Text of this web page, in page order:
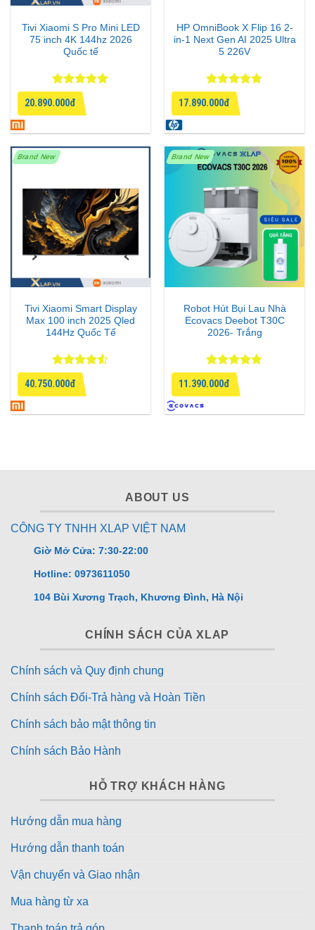
Tivi Xiaomi S Pro Mini LED
75 inch 4K 144hz 2026
Quốc tế
Được xếp
hạng
55
sao
20.890.000đ
HP OmniBook X Flip 16 2-
in-1 Next Gen AI 2025 Ultra
5 226V
Được xếp
hạng
4.75
5 sao
17.890.000đ
Brand New
Tivi Xiaomi Smart Display
Max 100 inch 2025 Qled
144Hz Quốc Tế
Được xếp
hạng
4.5
5 sao
40.750.000đ
Brand New
Robot Hút Bụi Lau Nhà
Ecovacs Deebot T30C
2026- Trắng
Được xếp
hạng
4.75
5 sao
11.390.000đ
ABOUT US
CÔNG TY TNHH XLAP VIỆT NAM
Giờ Mở Cửa: 7:30-22:00
Hotline: 0973611050
104 Bùi Xương Trạch, Khương Đình, Hà Nội
CHÍNH SÁCH CỦA XLAP
Chính sách và Quy định chung
Chính sách Đổi-Trả hàng và Hoàn Tiền
Chính sách bảo mật thông tin
Chính sách Bảo Hành
HỖ TRỢ KHÁCH HÀNG
Hướng dẫn mua hàng
Hướng dẫn thanh toán
Vận chuyển và Giao nhận
Mua hàng từ xa